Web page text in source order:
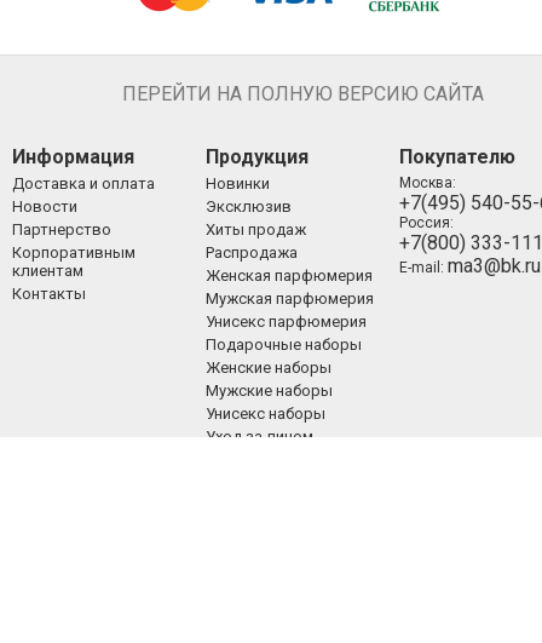
ПЕРЕЙТИ НА ПОЛНУЮ ВЕРСИЮ САЙТА
Информация
Доставка и оплата
Новости
Партнерство
Корпоративным
клиентам
Контакты
Продукция
Новинки
Эксклюзив
Хиты продаж
Распродажа
Женская парфюмерия
Мужская парфюмерия
Унисекс парфюмерия
Подарочные наборы
Женские наборы
Мужские наборы
Унисекс наборы
Уход за лицом
Покупателю
Москва:
+7(495) 540-
Россия:
+7(800) 333-
E-mail: ma3@bk.ru